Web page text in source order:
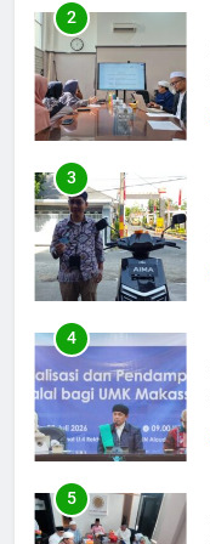
2
3
4
5